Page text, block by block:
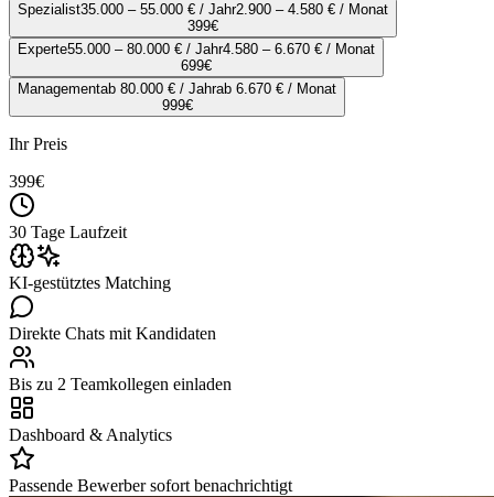
Spezialist35.000 – 55.000 € / Jahr2.900 – 4.580 € / Monat
399€
Experte55.000 – 80.000 € / Jahr4.580 – 6.670 € / Monat
699€
Managementab 80.000 € / Jahrab 6.670 € / Monat
999€
Ihr Preis
399€
30 Tage Laufzeit
KI-gestütztes Matching
Direkte Chats mit Kandidaten
Bis zu 2 Teamkollegen einladen
Dashboard & Analytics
Passende Bewerber sofort benachrichtigt